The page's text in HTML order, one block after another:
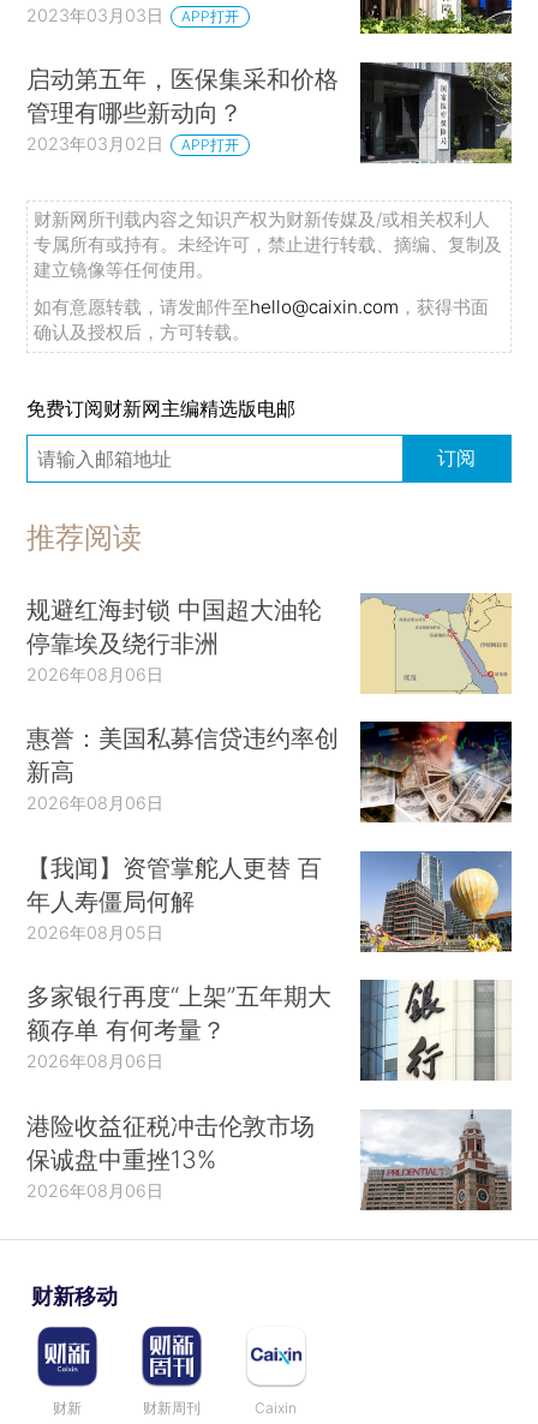
2023年03月03日 APP打开
启动第五年，医保集采和价格
管理有哪些新动向？
2023年03月02日 APP打开
财新网所刊载内容之知识产权为财新传媒及/或相关权利人
专属所有或持有。未经许可，禁止进行转载、摘编、复制及
建立镜像等任何使用。
如有意愿转载，请发邮件至hello@caixin.com ，获得书面
确认及授权后，方可转载。
免费订阅财新网主编精选版电邮
订阅
推荐阅读
规避红海封锁 中国超大油轮
停靠埃及绕行非洲
2026年08月06日
惠誉：美国私募信贷违约率创
新高
2026年08月06日
【我闻】资管掌舵人更替 百
年人寿僵局何解
2026年08月05日
多家银行再度“上架”五年期大
额存单 有何考量？
2026年08月06日
港险收益征税冲击伦敦市场
保诚盘中重挫13%
2026年08月06日
财新移动
财新 财新周刊 Caixin